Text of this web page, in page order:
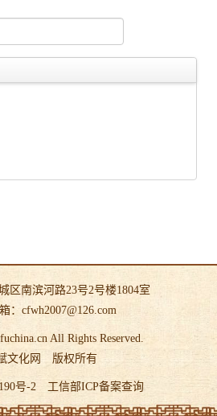
区南滨河路23号2号楼1804室
：cfwh2007@126.com
All Rights Reserved.
文化网
版权所有
号-2 工信部ICP备案查询